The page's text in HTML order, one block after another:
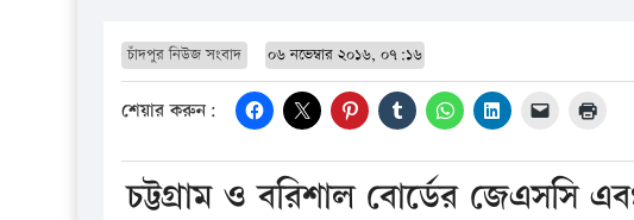
চাঁদপুর নিউজ সংবাদ ০৬ নভেম্বার ২০১৬, ০৭:১৬
শেয়ার করুন:
চট্টগ্রাম ও বরিশাল বোর্ডের জেএসসি